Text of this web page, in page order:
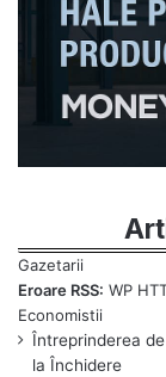
Eroare RSS: WP
Întreprinderea
la Închidere